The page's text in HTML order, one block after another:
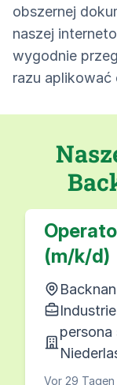
obszernej
naszej
wygodnie
razu aplikować
(m/k/d)
persona
Vor 29 Tagen